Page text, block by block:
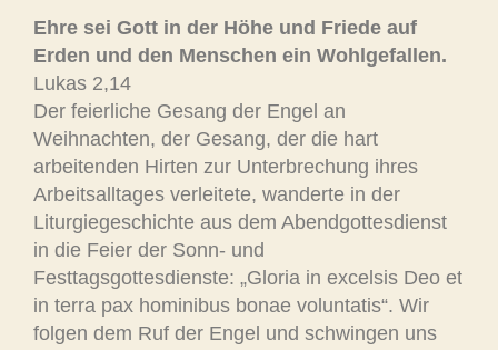
Ehre sei Gott in der Höhe und Friede auf
Erden und den Menschen ein Wohlgefallen.
Lukas 2,14
Der feierliche Gesang der Engel an
Weihnachten, der Gesang, der die hart
arbeitenden Hirten zur Unterbrechung ihres
Arbeitsalltages verleitete, wanderte in der
Liturgiegeschichte aus dem Abendgottesdienst
in die Feier der Sonn- und
Festtagsgottesdienste: „Gloria in excelsis Deo et
in terra pax hominibus bonae voluntatis“. Wir
folgen dem Ruf der Engel und schwingen uns